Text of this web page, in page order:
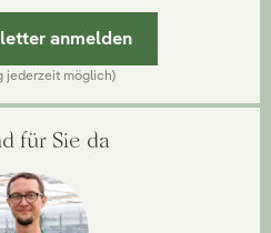
anmelden
jederzeit möglich)
für Sie da